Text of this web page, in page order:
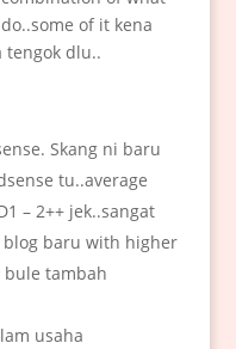
of it kena
dlu..
Skang ni baru
tu..average
– 2++ jek..sangat
baru with higher
bule tambah
usaha